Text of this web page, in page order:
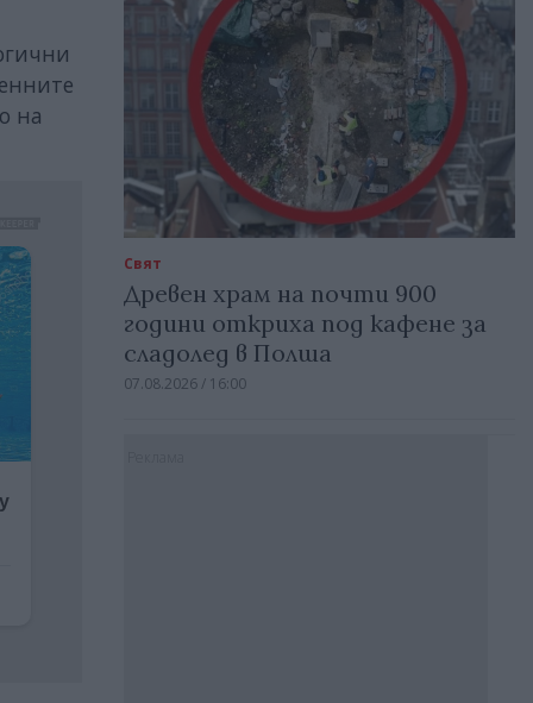
на
Свят
Древен храм на почти 900
години откриха под кафене за
сладолед в Полша
07.08.2026 / 16:00